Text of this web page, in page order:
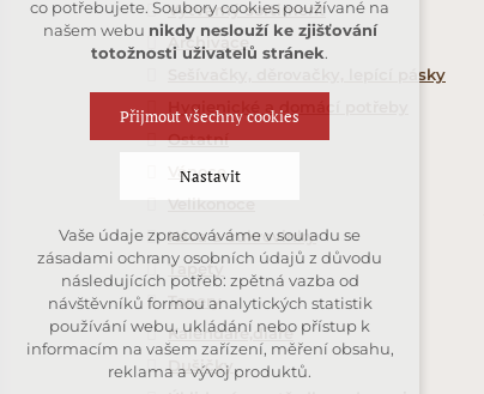
Výtvarný sortiment
Archivace
Sešívačky, děrovačky, lepící pásky
Hygienické a domácí potřeby
Ostatní
Vánoce
Velikonoce
Káva a cukrovinky
Tapety
Tonery
Kalendáře,diáře
Dušičky
co potřebujete. Soubory cookies používané na
našem webu nikdy neslouží ke zjišťování
totožnosti uživatelů stránek.
Přijmout všechny cookies
Nastavit
Technická cookies
nutná pro provozování webu
udržení kontextu stránek (session):
případná přihlášení, volby jazyka,
apod.
Vaše údaje zpracováváme v souladu se
zásadami ochrany osobních údajů z důvodu
následujících potřeb: zpětná vazba od
návštěvníků formou analytických statistik
používání webu, ukládání nebo přístup k
informacím na vašem zařízení, měření obsahu,
reklama a vývoj produktů.